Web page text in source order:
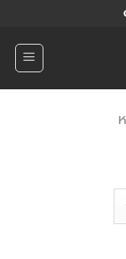
ยัง
เนื้อหา